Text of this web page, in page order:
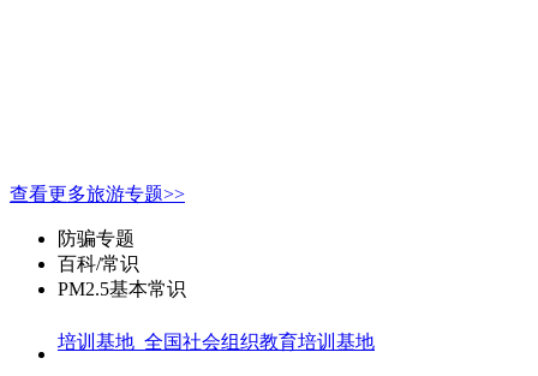
查看更多旅游专题>>
防骗专题
百科/常识
PM2.5基本常识
培训基地_全国社会组织教育培训基地